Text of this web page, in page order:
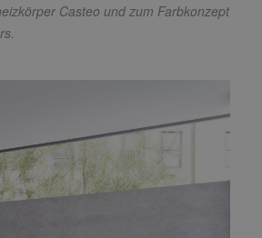
Casteo und zum Farbkonzept